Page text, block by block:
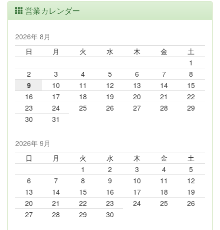
営業カレンダー
2026年 8月
日
月 火 水 木 金
土
1
2
3 4 5 6 7
8
9
10 11 12 13 14
15
16
17 18 19 20 21
22
23
24 25 26 27 28
29
30
31
2026年 9月
日
月 火 水 木 金
土
1
2 3 4
5
6
7 8 9 10 11
12
13
14 15 16 17 18
19
20
21 22 23 24 25
26
27
28 29 30